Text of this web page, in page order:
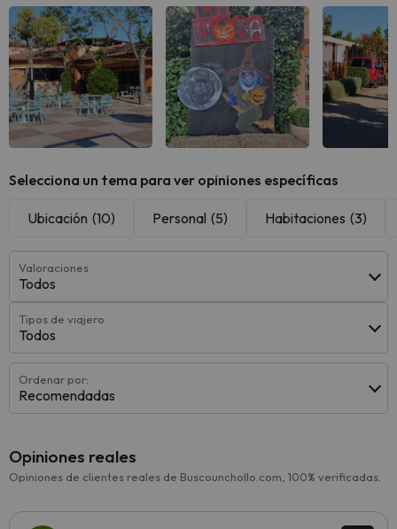
Selecciona un tema para ver opiniones específicas
Ubicación (10) Personal (5) Habitaciones (3)
Valoraciones
Todos
Tipos de viajero
Todos
Ordenar por:
Recomendadas
Opiniones reales
Opiniones de clientes reales de Buscounchollo.com, 100% verificadas.